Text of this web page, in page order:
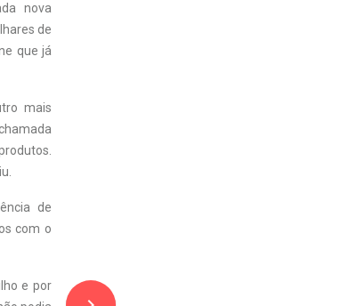
nova
de
que já
mais
de
com o
e por